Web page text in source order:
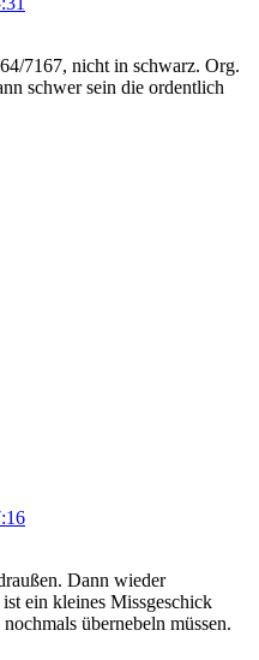
7167, nicht in schwarz. Org.
schwer sein die ordentlich
Dann wieder
ein kleines Missgeschick
übernebeln müssen.